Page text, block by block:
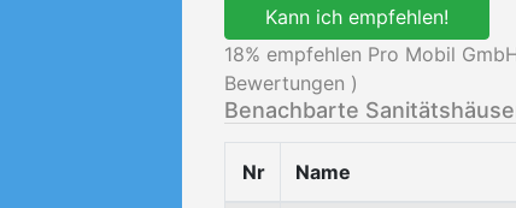
Kann ich empfehlen!
18% empfehlen Pro Mobil
Bewertungen )
Benachbarte
Nr Name